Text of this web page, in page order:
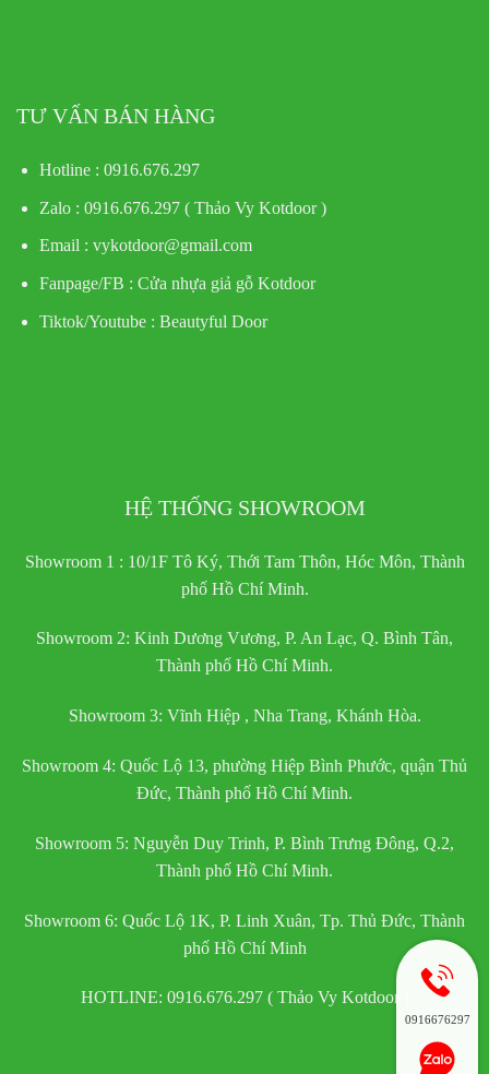
TƯ VẤN BÁN HÀNG
Hotline : 0916.676.297
Zalo : 0916.676.297 ( Thảo Vy Kotdoor )
Email : vykotdoor@gmail.com
Fanpage/FB : Cửa nhựa giả gỗ Kotdoor
Tiktok/Youtube : Beautyful Door
HỆ THỐNG SHOWROOM
Showroom 1 : 10/1F Tô Ký, Thới Tam Thôn, Hóc Môn, Thành
phố Hồ Chí Minh.
Showroom 2: Kinh Dương Vương, P. An Lạc, Q. Bình Tân,
Thành phố Hồ Chí Minh.
Showroom 3: Vĩnh Hiệp , Nha Trang, Khánh Hòa.
Showroom 4: Quốc Lộ 13, phường Hiệp Bình Phước, quận Thủ
Đức, Thành phố Hồ Chí Minh.
Showroom 5: Nguyễn Duy Trinh, P. Bình Trưng Đông, Q.2,
Thành phố Hồ Chí Minh.
Showroom 6: Quốc Lộ 1K, P. Linh Xuân, Tp. Thủ Đức, Thành
phố Hồ Chí Minh
HOTLINE: 0916.676.297 ( Thảo Vy Kotdoor )
0916676297